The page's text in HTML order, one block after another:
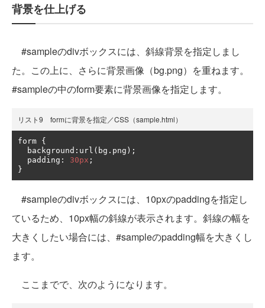
背景を仕上げる
#sampleのdivボックスには、斜線背景を指定しまし
た。この上に、さらに背景画像（bg.png）を重ねます。
#sampleの中のform要素に背景画像を指定します。
リスト9 formに背景を指定／CSS（sample.html）
form {
  background
: url ( bg . png );
  padding
: 30px ;
}
#sampleのdivボックスには、10pxのpaddingを指定し
ているため、10px幅の斜線が表示されます。斜線の幅を
大きくしたい場合には、#sampleのpadding幅を大きくし
ます。
ここまでで、次のようになります。